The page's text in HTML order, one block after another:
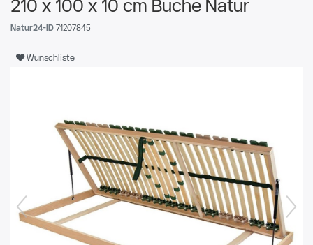
210 x 100 x 10 cm Buche Natur
Natur24-ID 71207845
Wunschliste